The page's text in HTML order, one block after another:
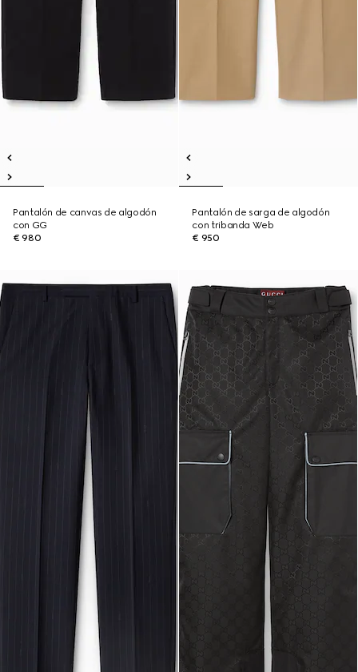
Pantalón de canvas de algodón
con GG
€ 980
Pantalón de sarga de algodón
con tribanda Web
€ 950